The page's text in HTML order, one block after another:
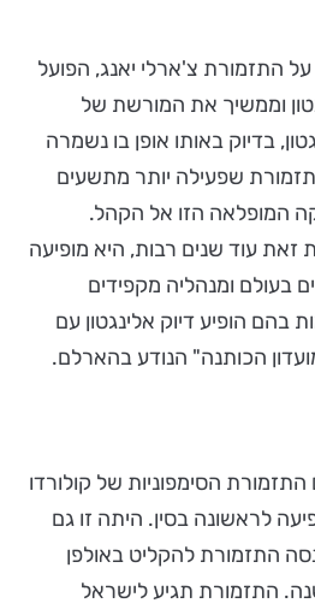
התזמורת צ'ארלי יאנג, הפועל
וממשיך את המורשת של
בדיוק באותו אופן בו נשמרה
שפעילה יותר מתשעים
המופלאה הזו אל הקהל.
עוד שנים רבות, היא מופיעה
בעולם ומנהליה מקפידים
בהם הופיע דיוק אלינגטון עם
הכותנה" הנודע בהארלם.
עם התזמורת הסימפוניות של קולורדו
לראשונה בסין. היתה זו גם
התזמורת להקליט באולפן
התזמורת תגיע לישראל